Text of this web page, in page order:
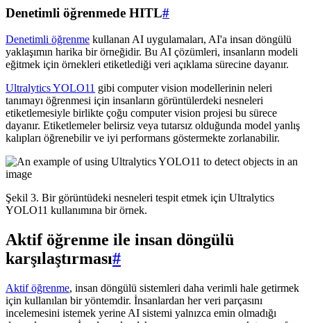
Denetimli öğrenmede HITL#
Denetimli öğrenme kullanan AI uygulamaları, AI'a insan döngülü
yaklaşımın harika bir örneğidir. Bu AI çözümleri, insanların modeli
eğitmek için örnekleri etiketlediği veri açıklama sürecine dayanır.
Ultralytics YOLO11 gibi computer vision modellerinin neleri
tanımayı öğrenmesi için insanların görüntülerdeki nesneleri
etiketlemesiyle birlikte çoğu computer vision projesi bu sürece
dayanır. Etiketlemeler belirsiz veya tutarsız olduğunda model yanlış
kalıpları öğrenebilir ve iyi performans göstermekte zorlanabilir.
Şekil 3. Bir görüntüdeki nesneleri tespit etmek için Ultralytics
YOLO11 kullanımına bir örnek.
Aktif öğrenme ile insan döngülü
karşılaştırması#
Aktif öğrenme, insan döngülü sistemleri daha verimli hale getirmek
için kullanılan bir yöntemdir. İnsanlardan her veri parçasını
incelemesini istemek yerine AI sistemi yalnızca emin olmadığı